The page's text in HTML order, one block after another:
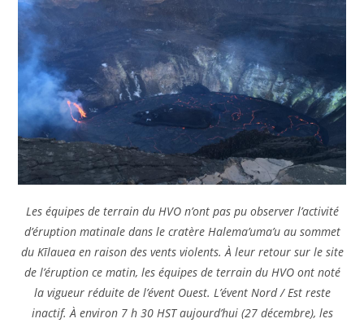
Les équipes de terrain du HVO n’ont pas pu observer l’activité
d’éruption matinale dans le cratère Halema’uma’u au sommet
du Kīlauea en raison des vents violents. À leur retour sur le site
de l’éruption ce matin, les équipes de terrain du HVO ont noté
la vigueur réduite de l’évent Ouest. L’évent Nord / Est reste
inactif. À environ 7 h 30 HST aujourd’hui (27 décembre), les